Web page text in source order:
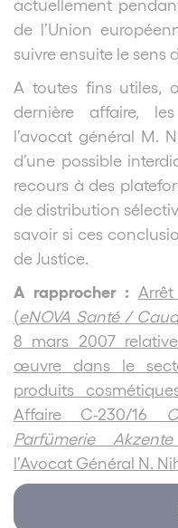
actuellement
de l’Union
suivre ensuite le sens
A toutes fins utiles,
dernière affaire,
l’avocat général M.
d’une possible
recours à des
de distribution
savoir si ces
de Justice.
A rapprocher :
(eNOVA Santé /
8 mars 2007
œuvre dans le
produits
Affaire C-230/16
Parfümerie
l’Avocat Général N.